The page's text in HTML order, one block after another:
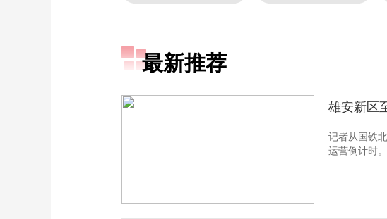
最新推荐
雄安新区
记者从国铁
运营倒计时。